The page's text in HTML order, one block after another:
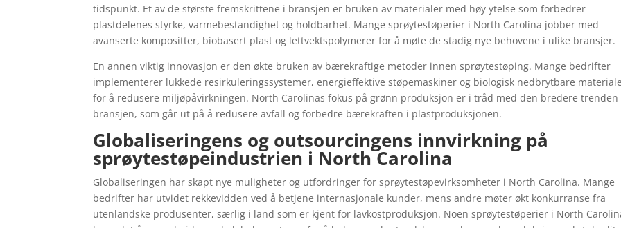
tidspunkt. Et av de største fremskrittene i bransjen er bruken av materialer med høy ytelse som forbedrer
plastdelenes styrke, varmebestandighet og holdbarhet. Mange sprøytestøperier i North Carolina jobber med
avanserte kompositter, biobasert plast og lettvektspolymerer for å møte de stadig nye behovene i ulike bransjer.
En annen viktig innovasjon er den økte bruken av bærekraftige metoder innen sprøytestøping. Mange bedrifter
implementerer lukkede resirkuleringssystemer, energieffektive støpemaskiner og biologisk nedbrytbare
for å redusere miljøpåvirkningen. North Carolinas fokus på grønn produksjon er i tråd med den bredere trenden
bransjen, som går ut på å redusere avfall og forbedre bærekraften i plastproduksjonen.
Globaliseringens og outsourcingens innvirkning på
sprøytestøpeindustrien i North Carolina
Globaliseringen har skapt nye muligheter og utfordringer for sprøytestøpevirksomheter i North Carolina. Mange
bedrifter har utvidet rekkevidden ved å betjene internasjonale kunder, mens andre møter økt konkurranse fra
utenlandske produsenter, særlig i land som er kjent for lavkostproduksjon. Noen sprøytestøperier i North